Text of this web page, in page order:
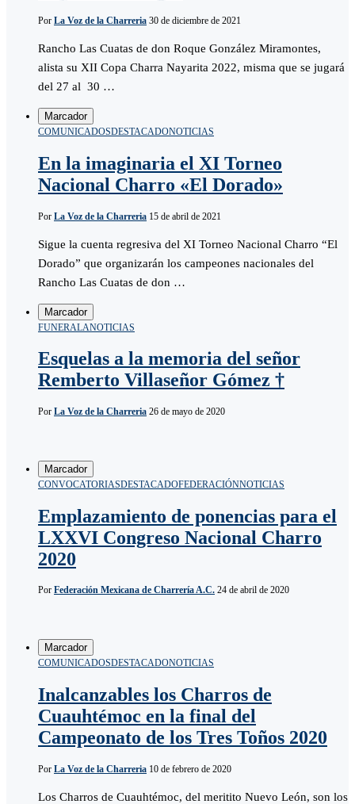
Por La Voz de la Charreria 30 de diciembre de 2021
Rancho Las Cuatas de don Roque González Miramontes,
alista su XII Copa Charra Nayarita 2022, misma que se jugará
del 27 al 30 …
Marcador
COMUNICADOSDESTACADONOTICIAS
En la imaginaria el XI Torneo
Nacional Charro «El Dorado»
Por La Voz de la Charreria 15 de abril de 2021
Sigue la cuenta regresiva del XI Torneo Nacional Charro “El
Dorado” que organizarán los campeones nacionales del
Rancho Las Cuatas de don …
Marcador
FUNERALANOTICIAS
Esquelas a la memoria del señor
Remberto Villaseñor Gómez †
Por La Voz de la Charreria 26 de mayo de 2020
Marcador
CONVOCATORIASDESTACADOFEDERACIÓNNOTICIAS
Emplazamiento de ponencias para el
LXXVI Congreso Nacional Charro
2020
Por Federación Mexicana de Charrería A.C. 24 de abril de 2020
Marcador
COMUNICADOSDESTACADONOTICIAS
Inalcanzables los Charros de
Cuauhtémoc en la final del
Campeonato de los Tres Toños 2020
Por La Voz de la Charreria 10 de febrero de 2020
Los Charros de Cuauhtémoc, del meritito Nuevo León, son los